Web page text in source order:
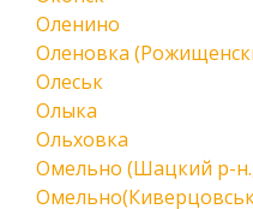
Оленино
Оленовка
Олеськ
Олыка
Ольховка
Омельно (Шацкий р-